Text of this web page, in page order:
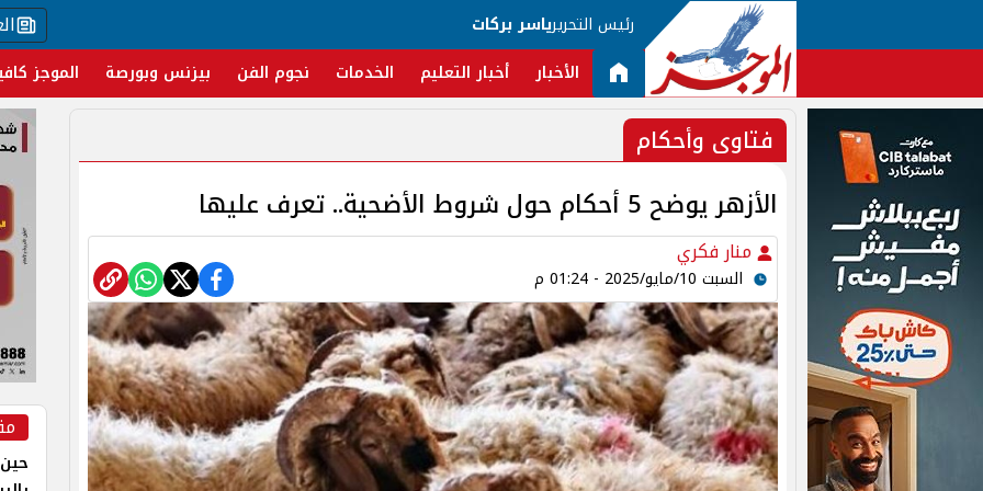
رئيس التحريرياسر بركات
الأخبار أخبار التعليم الخدمات نجوم الفن بيزنس وبورصة الموجز
فتاوى وأحكام
الأزهر يوضح 5 أحكام حول شروط الأضحية.. تعرف عليها
منار فكري
السبت 10/مايو/2025 - 01:24 م